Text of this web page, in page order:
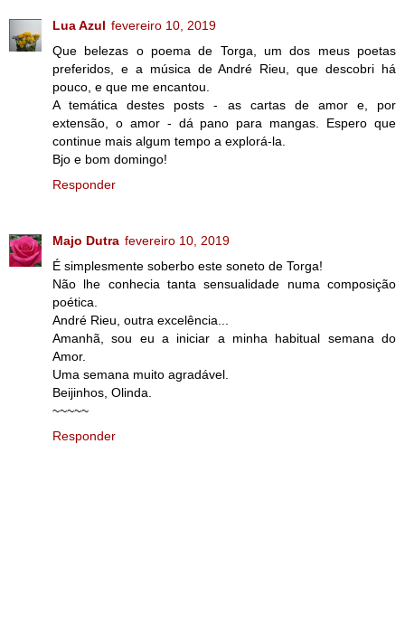
Lua Azul fevereiro 10, 2019
Que belezas o poema de Torga, um dos meus poetas
preferidos, e a música de André Rieu, que descobri há
pouco, e que me encantou.
A temática destes posts - as cartas de amor e, por
extensão, o amor - dá pano para mangas. Espero que
continue mais algum tempo a explorá-la.
Bjo e bom domingo!
Responder
Majo Dutra fevereiro 10, 2019
É simplesmente soberbo este soneto de Torga!
Não lhe conhecia tanta sensualidade numa composição
poética.
André Rieu, outra excelência...
Amanhã, sou eu a iniciar a minha habitual semana do
Amor.
Uma semana muito agradável.
Beijinhos, Olinda.
~~~~~
Responder